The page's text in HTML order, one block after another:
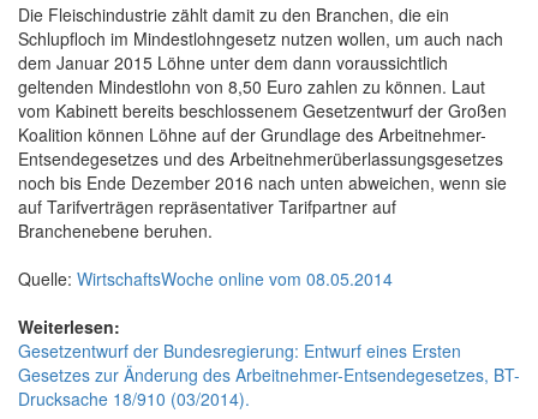
Die Fleischindustrie zählt damit zu den Branchen, die ein
Schlupfloch im Mindestlohngesetz nutzen wollen, um auch nach
dem Januar 2015 Löhne unter dem dann voraussichtlich
geltenden Mindestlohn von 8,50 Euro zahlen zu können. Laut
vom Kabinett bereits beschlossenem Gesetzentwurf der Großen
Koalition können Löhne auf der Grundlage des Arbeitnehmer-
Entsendegesetzes und des Arbeitnehmerüberlassungsgesetzes
noch bis Ende Dezember 2016 nach unten abweichen, wenn sie
auf Tarifverträgen repräsentativer Tarifpartner auf
Branchenebene beruhen.
Quelle: WirtschaftsWoche online vom 08.05.2014
Weiterlesen:
Gesetzentwurf der Bundesregierung: Entwurf eines Ersten
Gesetzes zur Änderung des Arbeitnehmer-Entsendegesetzes, BT-
Drucksache 18/910 (03/2014).